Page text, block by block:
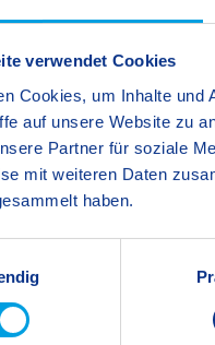
verwendet Cookies
Cookies, um Inhalte und
auf unsere Website zu
Partner für soziale
mit weiteren Daten
haben.